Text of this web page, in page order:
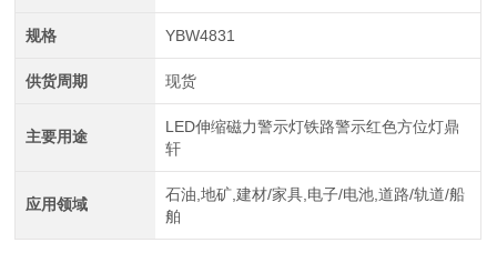
规格 YBW4831
供货周期 现货
主要用途
LED伸缩磁力警示灯铁路警示红色方位灯鼎
轩
应用领域
石油,地矿,建材/家具,电子/电池,道路/轨道/船
舶